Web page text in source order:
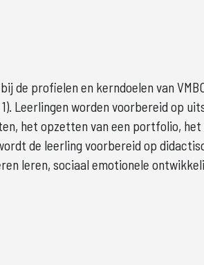
de profielen en kerndoelen van
Leerlingen worden voorbereid op
het opzetten van een portfolio,
de leerling voorbereid op
leren, sociaal emotionele